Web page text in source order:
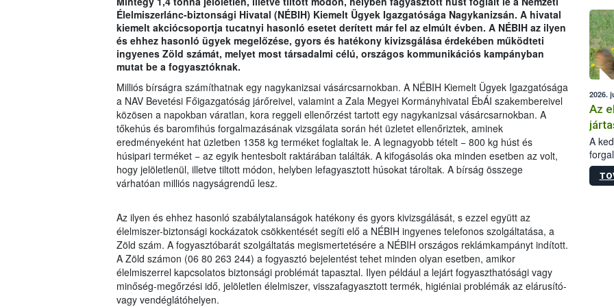
Élelmiszerlánc-biztonsági Hivatal (NÉBIH) Kiemelt Ügyek Igazgatósága Nagykanizsán. A hivatal
kiemelt akciócsoportja tucatnyi hasonló esetet derített már fel az elmúlt évben. A NÉBIH az ilyen
és ehhez hasonló ügyek megelőzése, gyors és hatékony kivizsgálása érdekében működteti
ingyenes Zöld számát, melyet most társadalmi célú, országos kommunikációs kampányban
mutat be a fogyasztóknak.
Milliós bírságra számíthatnak egy nagykanizsai vásárcsarnokban. A NÉBIH Kiemelt Ügyek Igazgatósága
a NAV Bevetési Főigazgatóság járőreivel, valamint a Zala Megyei Kormányhivatal ÉbÁI szakembereivel
közösen a napokban váratlan, kora reggeli ellenőrzést tartott egy nagykanizsai vásárcsarnokban. A
tőkehús és baromfihús forgalmazásának vizsgálata során hét üzletet ellenőriztek, aminek
eredményeként hat üzletben 1358 kg terméket foglaltak le. A legnagyobb tételt − 800 kg húst és
húsipari terméket − az egyik hentesbolt raktárában találták. A kifogásolás oka minden esetben az volt,
hogy jelöletlenül, illetve tiltott módon, helyben lefagyasztott húsokat tároltak. A bírság összege
várhatóan milliós nagyságrendű lesz.
Az ilyen és ehhez hasonló szabálytalanságok hatékony és gyors kivizsgálását, s ezzel együtt az
élelmiszer-biztonsági kockázatok csökkentését segíti elő a NÉBIH ingyenes telefonos szolgáltatása, a
Zöld szám. A fogyasztóbarát szolgáltatás megismertetésére a NÉBIH országos reklámkampányt indított.
A Zöld számon (06 80 263 244) a fogyasztó bejelentést tehet minden olyan esetben, amikor
élelmiszerrel kapcsolatos biztonsági problémát tapasztal. Ilyen például a lejárt fogyaszthatósági vagy
minőség-megőrzési idő, jelöletlen élelmiszer, visszafagyasztott termék, higiéniai problémák az elárusító-
vagy vendéglátóhelyen.
2026.
Az
A